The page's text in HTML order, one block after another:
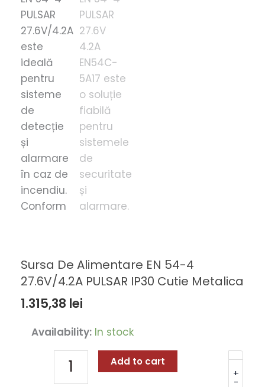
Sursa De Alimentare EN 54-4
27.6V/4.2A PULSAR IP30 Cutie Metalica
1.315,38 lei
Availability: In stock
-
De
Alimentare
+
Add to cart